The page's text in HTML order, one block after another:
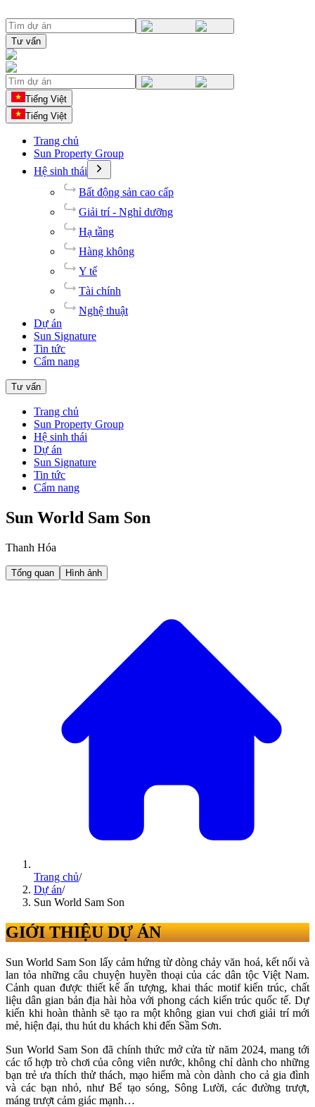
Tư vấn
Tiếng Việt
Tiếng Việt
Trang chủ
Sun Property Group
Hệ sinh thái
Bất động sản cao cấp
Giải trí - Nghỉ dưỡng
Hạ tầng
Hàng không
Y tế
Tài chính
Nghệ thuật
Dự án
Sun Signature
Tin tức
Cẩm nang
Tư vấn
Trang chủ
Sun Property Group
Hệ sinh thái
Dự án
Sun Signature
Tin tức
Cẩm nang
Sun World Sam Son
Thanh Hóa
Tổng quan Hình ảnh
Trang chủ/
Dự án/
Sun World Sam Son
GIỚI THIỆU DỰ ÁN
Sun World Sam Son lấy cảm hứng từ dòng chảy văn hoá, kết nối và
lan tỏa những câu chuyện huyền thoại của các dân tộc Việt Nam.
Cảnh quan được thiết kế ấn tượng, khai thác motif kiến trúc, chất
liệu dân gian bản địa hài hòa với phong cách kiến trúc quốc tế. Dự
kiến khi hoàn thành sẽ tạo ra một không gian vui chơi giải trí mới
mẻ, hiện đại, thu hút du khách khi đến Sầm Sơn.
Sun World Sam Son đã chính thức mở cửa từ năm 2024, mang tới
các tổ hợp trò chơi của công viên nước, không chỉ dành cho những
bạn trẻ ưa thích thử thách, mạo hiểm mà còn dành cho cả gia đình
và các bạn nhỏ, như Bể tạo sóng, Sông Lười, các đường trượt,
máng trượt cảm giác mạnh…